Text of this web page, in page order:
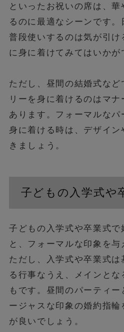
といったお祝いの席は、
るのに最適なシーンです
普段使いするのは気が引
に身に着けてみてはいかが
ただし、昼間の結婚式な
リーを身に着けるのはマ
あります。フォーマルな
身に着ける時は、デザイ
きましょう。
子どもの入学式や
子どもの入学式や卒業式
と、フォーマルな印象を与
ただし、入学式や卒業式
る行事なうえ、メインと
もです。昼間のパーティ
ージャスな印象の婚約指
が良いでしょう。